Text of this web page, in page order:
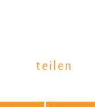
teilen